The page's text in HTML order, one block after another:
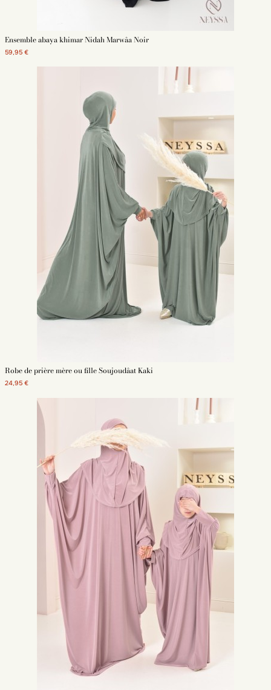
Ensemble abaya khimar Nidah Marwâa Noir
59,95 €
Robe de prière mère ou fille Soujoudâat Kaki
24,95 €